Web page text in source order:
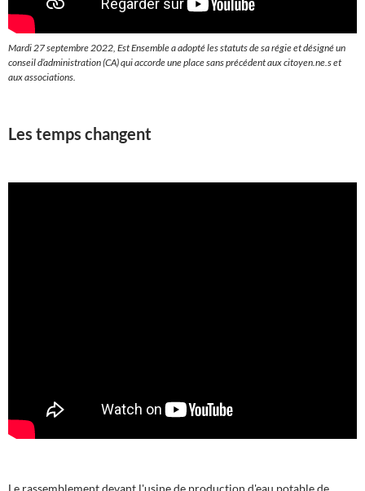
Mardi 27 septembre 2022, Est Ensemble a adopté les statuts de sa régie et désigné un
conseil d’administration (CA) qui accorde une place sans précédent aux citoyen.ne.s et
aux associations.
Les temps changent
Le rassemblement devant l'usine de production d'eau potable de